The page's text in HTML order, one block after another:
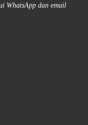
WhatsApp dan email